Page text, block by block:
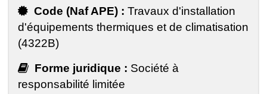
Code (Naf APE) : Travaux d'installation
d'équipements thermiques et de climatisation
(4322B)
Forme juridique : Société à
responsabilité limitée